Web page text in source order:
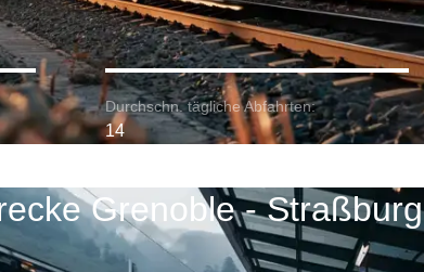
Durchschn. tägliche Abfahrten:
14
Grenoble - Straßburg